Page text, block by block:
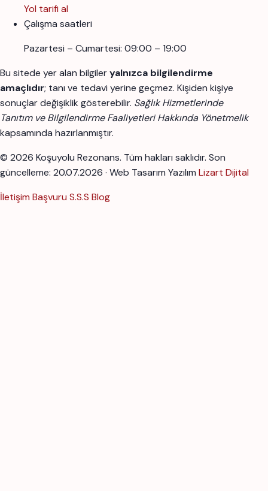
Yol tarifi al
Çalışma saatleri
Pazartesi – Cumartesi: 09:00 – 19:00
Bu sitede yer alan bilgileryalnızca bilgilendirme
amaçlıdır; tanı ve tedavi yerine geçmez. Kişiden kişiye
sonuçlar değişiklik gösterebilir. Sağlık Hizmetlerinde
Tanıtım ve Bilgilendirme Faaliyetleri Hakkında Yönetmelik
kapsamında hazırlanmıştır.
© 2026 Koşuyolu Rezonans. Tüm hakları saklıdır. Son
güncelleme: 20.07.2026 · Web Tasarım Yazılım Lizart Dijital
İletişim Başvuru S.S.S Blog